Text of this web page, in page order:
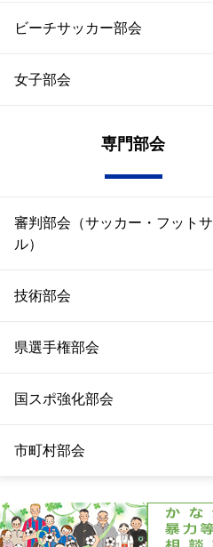
ビーチサッカー部会
女子部会
専門部会
審判部会（サッカー・フットサ
ル）
技術部会
県選手権部会
国スポ強化部会
市町村部会